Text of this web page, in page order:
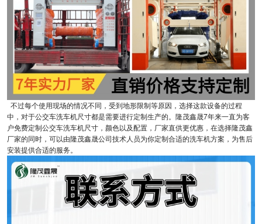
不过每个使用现场的情况不同，受到地形限制等原因，选择这款设备的过程
中，对于公交车洗车机尺寸都是需要进行定制生产的。隆茂鑫晟7年来一直为客
户免费定制公交车洗车机尺寸，颜色以及配置，厂家直供更优惠，在选择隆茂鑫
厂家的同时，可以由隆茂鑫晟公司技术人员为你定制合适的洗车机方案，为售后
安装提供合适的服务。